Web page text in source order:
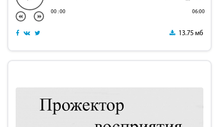
00:00 06:00
13.75 мб